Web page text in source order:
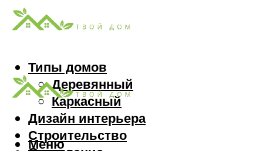
Типы домов
Деревянный
Каркасный
Дизайн интерьера
Строительство
Меню